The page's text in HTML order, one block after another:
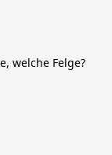
welche Felge?